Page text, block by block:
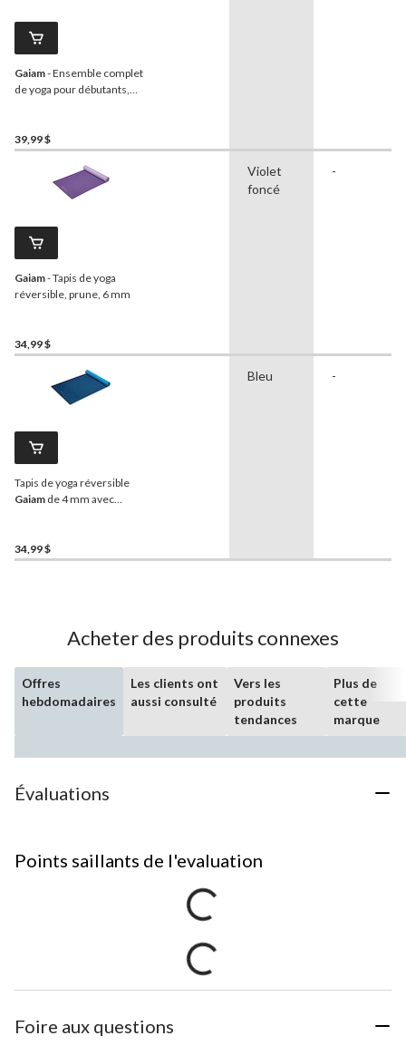
Gaiam- Ensemble complet
de yoga pour débutants,
39,99 $
Gaiam- Tapis de yoga
réversible, prune, 6 mm
34,99 $
Violet
foncé
-
Tapis de yoga réversible
Gaiam de 4 mm avec
34,99 $
Bleu -
Acheter des produits connexes
Offres
hebdomadaires
Les clients ont
aussi consulté
Vers les
produits
tendances
Plus de
cette
marque
Évaluations
Points saillants de l'evaluation
Foire aux questions